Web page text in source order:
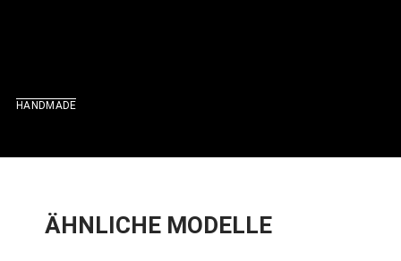
HANDMADE
ÄHNLICHE MODELLE